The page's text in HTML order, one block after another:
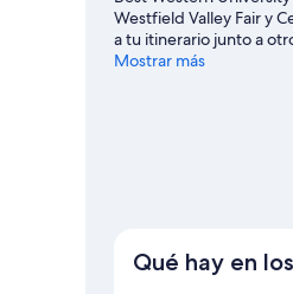
Westfield Valley Fair y
a tu itinerario junto a
especial? Puedes
Mostrar más
Qué hay en